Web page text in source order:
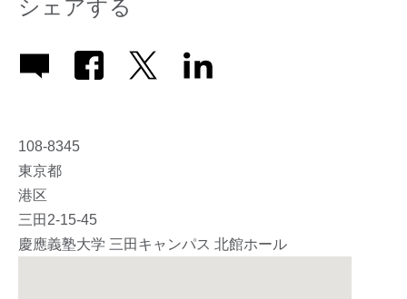
シェアする
108-8345
東京都
港区
三田2-15-45
慶應義塾大学 三田キャンパス 北館ホール